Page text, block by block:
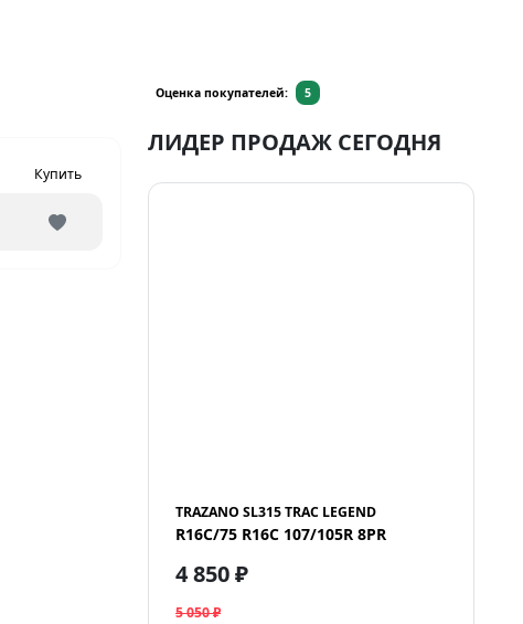
Купить
Оценка покупателей: 5
ЛИДЕР ПРОДАЖ СЕГОДНЯ
TRAZANO SL315 TRAC LEGEND
R16C/75 R16C 107/105R 8PR
4 850 ₽
5 050 ₽